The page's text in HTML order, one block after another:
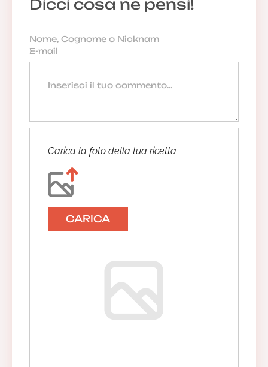
Dicci cosa ne pensi!
Carica la foto della tua ricetta
CARICA